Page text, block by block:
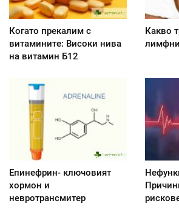
Когато прекалим с
витамините: Високи нива
на витамин Б12
Какво
Епинефрин- ключовият
хормон и
невротрансмитер